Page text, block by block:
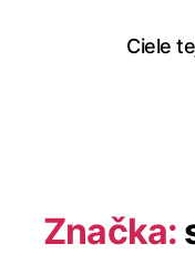
Ciele
Značka: